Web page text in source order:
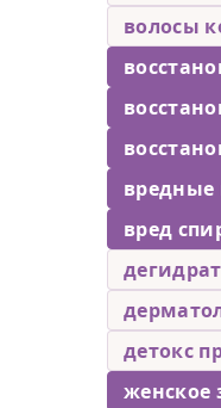
волосы
вред
детокс
женское